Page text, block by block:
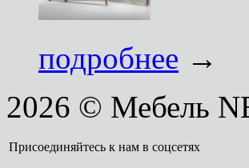
подробнее →
2026 © Мебель
Присоединяйтесь к нам в соцсетях